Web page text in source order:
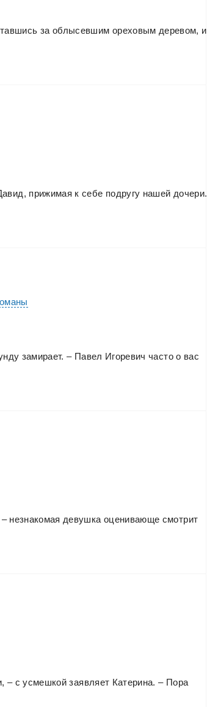
за облысевшим ореховым деревом, и
прижимая к себе подругу нашей дочери.
замирает. – Павел Игоревич часто о вас
– незнакомая девушка оценивающе смотрит
– с усмешкой заявляет Катерина. – Пора